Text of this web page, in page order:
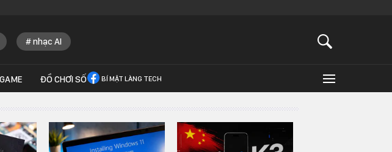
nhạc AI
ĐỒ CHƠI SỐ BÍ MẬT LÀNG TECH